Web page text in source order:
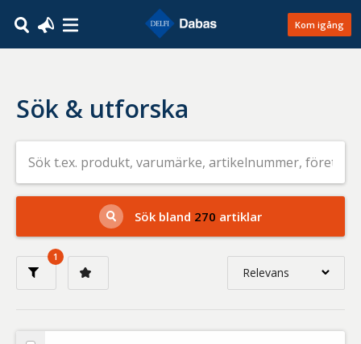
Kom igång
Sök & utforska
Sök
efter
livsmedel
på
t.ex.
produkt,
varumärke,
artikelnummer,
Sök bland 270 artiklar
1
Relevans